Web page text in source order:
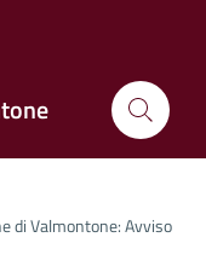
di Valmontone: Avviso